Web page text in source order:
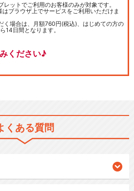
レットでご利用のお客様のみが対象です。
ブラウザ上でサービスをご利用いただけま
く場合は、月額760円(税込)、はじめての方の
14日間となります。
ください♪
くある質問